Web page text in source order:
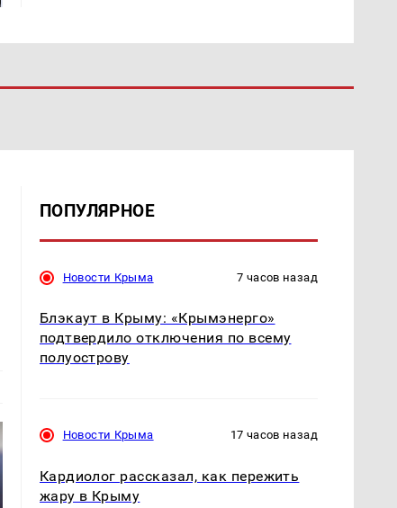
ПОПУЛЯРНОЕ
Новости Крыма 7 часов назад
Блэкаут в Крыму: «Крымэнерго»
подтвердило отключения по всему
полуострову
Новости Крыма 17 часов назад
Кардиолог рассказал, как пережить
жару в Крыму